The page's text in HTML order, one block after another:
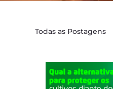
Todas as Postagens